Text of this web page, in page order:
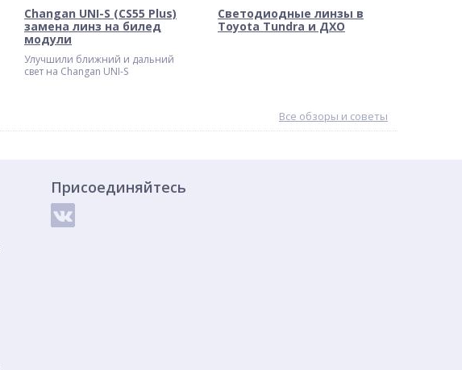
Changan UNI-S (CS55 Plus)
замена линз на билед
модули
Улучшили ближний и дальний
свет на Changan UNI-S
Светодиодные линзы в
Toyota Tundra и ДХО
Все обзоры и советы
Присоединяйтесь